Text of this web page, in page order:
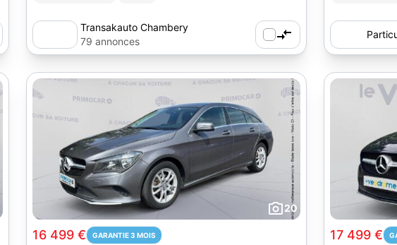
Transakauto Chambery
79 annonces
20
16 499 € GARANTIE 3 MOIS 17 499 €